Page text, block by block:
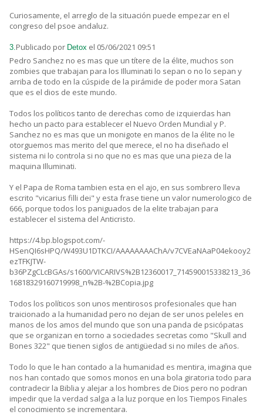
Curiosamente, el arreglo de la situación puede empezar en el
congreso del psoe andaluz.
3. Publicado por Detox el 05/06/2021 09:51
Pedro Sanchez no es mas que un títere de la élite, muchos son
zombies que trabajan para los Illuminati lo sepan o no lo sepan y
arriba de todo en la cúspide de la pirámide de poder mora Satan
que es el dios de este mundo.
Todos los políticos tanto de derechas como de izquierdas han
hecho un pacto para establecer el Nuevo Orden Mundial y P.
Sanchez no es mas que un monigote en manos de la élite no le
otorguemos mas merito del que merece, el no ha diseñado el
sistema ni lo controla si no que no es mas que una pieza de la
maquina Illuminati.
Y el Papa de Roma tambien esta en el ajo, en sus sombrero lleva
escrito "vicarius filli dei" y esta frase tiene un valor numerologico de
666, porque todos los paniguados de la elite trabajan para
establecer el sistema del Anticristo.
https://4.bp.blogspot.com/-
HSenQI6sHPQ/W493U1DTKCI/AAAAAAAAChA/v7CVEaNAaP04ekooy2
ezTFKJTW-
b36PZgCLcBGAs/s1600/VICARIVS%2B12360017_714590015338213_36
16818329160719998_n%2B-%2BCopia.jpg
Todos los políticos son unos mentirosos profesionales que han
traicionado a la humanidad pero no dejan de ser unos peleles en
manos de los amos del mundo que son una panda de psicópatas
que se organizan en torno a sociedades secretas como "Skull and
Bones 322" que tienen siglos de antigüedad si no miles de años.
Todo lo que le han contado a la humanidad es mentira, imagina que
nos han contado que somos monos en una bola giratoria todo para
contradecir la Biblia y alejar a los hombres de Dios pero no podran
impedir que la verdad salga a la luz porque en los Tiempos Finales
el conocimiento se incrementara.